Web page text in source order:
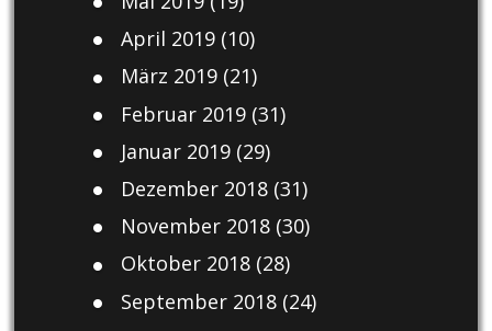
April 2019(10)
März 2019(21)
Februar 2019(31)
Januar 2019(29)
Dezember 2018(31)
November 2018(30)
Oktober 2018(28)
September 2018(24)